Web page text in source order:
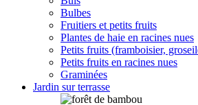
Bulbes
Fruitiers et petits fruits
Plantes de haie en racines nues
Petits fruits (framboisier,
Petits fruits en racines nues
Graminées
Jardin sur terrasse